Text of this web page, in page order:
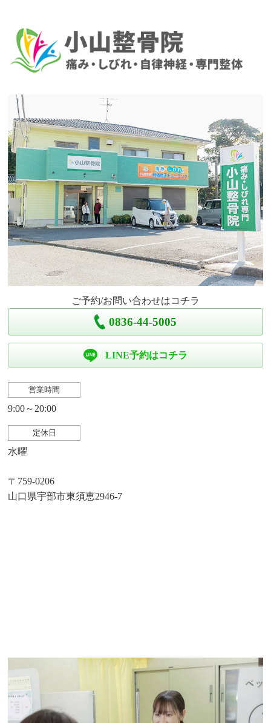
ご予約/お問い合わせはコチラ
0836-44-5005
LINE予約はコチラ
営業時間
9:00～20:00
定休日
水曜
〒759-0206
山口県宇部市東須恵2946-7